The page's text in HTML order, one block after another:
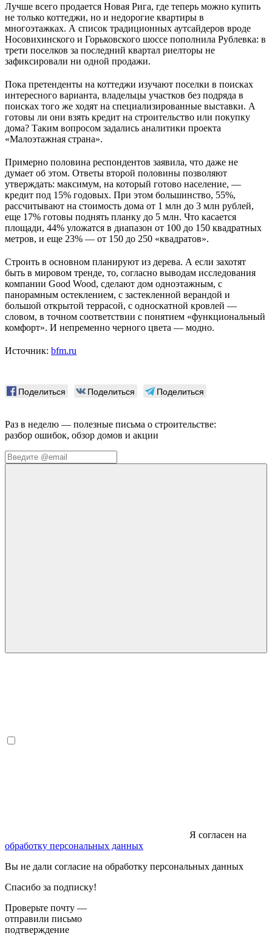
Лучше всего продается Новая Рига, где теперь можно купить
не только коттеджи, но и недорогие квартиры в
многоэтажках. А список традиционных аутсайдеров вроде
Носовихинского и Горьковского шоссе пополнила Рублевка: в
трети поселков за последний квартал риелторы не
зафиксировали ни одной продажи.
Пока претенденты на коттеджи изучают поселки в поисках
интересного варианта, владельцы участков без подряда в
поисках того же ходят на специализированные выставки. А
готовы ли они взять кредит на строительство или покупку
дома? Таким вопросом задались аналитики проекта
«Малоэтажная страна».
Примерно половина респондентов заявила, что даже не
думает об этом. Ответы второй половины позволяют
утверждать: максимум, на который готово население, —
кредит под 15% годовых. При этом большинство, 55%,
рассчитывают на стоимость дома от 1 млн до 3 млн рублей,
еще 17% готовы поднять планку до 5 млн. Что касается
площади, 44% уложатся в диапазон от 100 до 150 квадратных
метров, и еще 23% — от 150 до 250 «квадратов».
Строить в основном планируют из дерева. А если захотят
быть в мировом тренде, то, согласно выводам исследования
компании Good Wood, сделают дом одноэтажным, с
панорамным остеклением, с застекленной верандой и
большой открытой террасой, с односкатной кровлей —
словом, в точном соответствии с понятием «функциональный
комфорт». И непременно черного цвета — модно.
Источник: bfm.ru
Поделиться Поделиться Поделиться
Раз в неделю — полезные письма о строительстве:
разбор ошибок, обзор домов и акции
Я согласен на
обработку персональных данных
Вы не дали согласие на обработку персональных данных
Спасибо за подписку!
Проверьте почту —
отправили письмо
подтверждение